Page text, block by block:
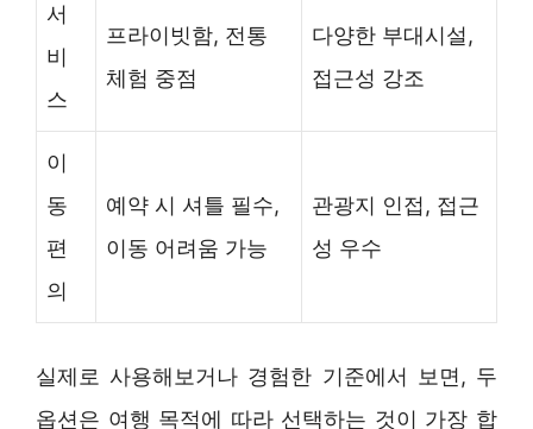
서
비
스
프라이빗함, 전통
체험 중점
다양한 부대시설,
접근성 강조
이
동
편
의
예약 시 셔틀 필수,
이동 어려움 가능
관광지 인접, 접근
성 우수
실제로 사용해보거나 경험한 기준에서 보면, 두
옵션은 여행 목적에 따라 선택하는 것이 가장 합